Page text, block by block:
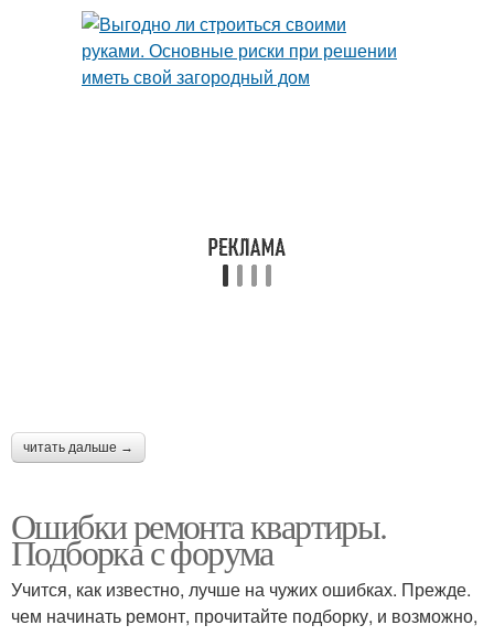
читать дальше →
Ошибки ремонта квартиры.
Подборка с форума
Учится, как известно, лучше на чужих ошибках. Прежде.
чем начинать ремонт, прочитайте подборку, и возможно,